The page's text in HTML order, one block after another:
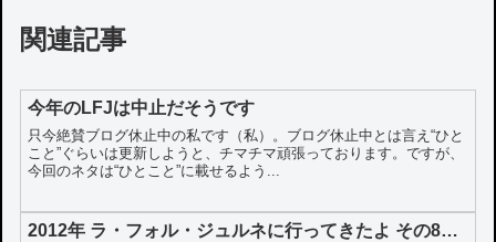
関連記事
今年のLFJは中止だそうです
只今絶賛ブログ休止中の私です（私）。ブログ休止中とは言え“ひと
こと”ぐらいは更新しようと、チマチマ頑張っております。ですが、
今回のネタは“ひとこと”に載せるよう...
2012年 ラ・フォル・ジュルネに行ってきたよ その8…